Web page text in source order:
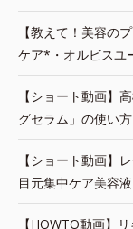
【教えて！美容の
ケア*・オルビスユ
【ショート動画】
グセラム」の使い
【ショート動画】
目元集中ケア美容
【HOWTO動画】